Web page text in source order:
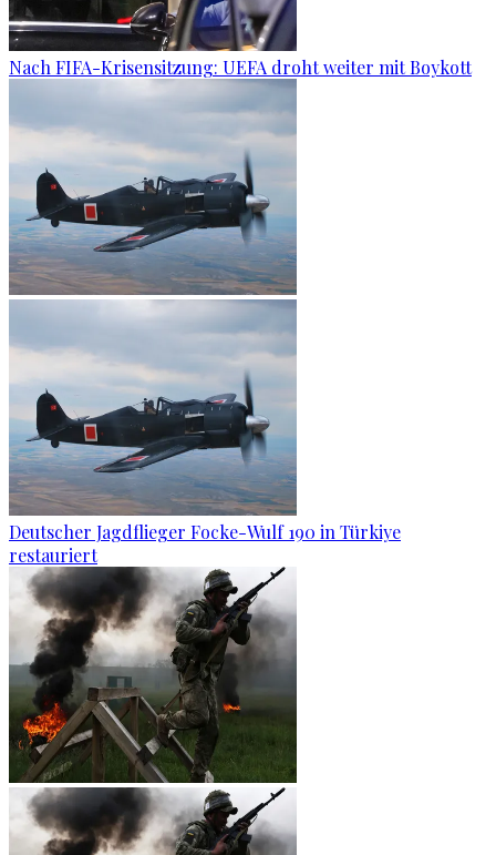
Nach FIFA-Krisensitzung: UEFA droht weiter mit Boykott
Deutscher Jagdflieger Focke-Wulf 190 in Türkiye
restauriert